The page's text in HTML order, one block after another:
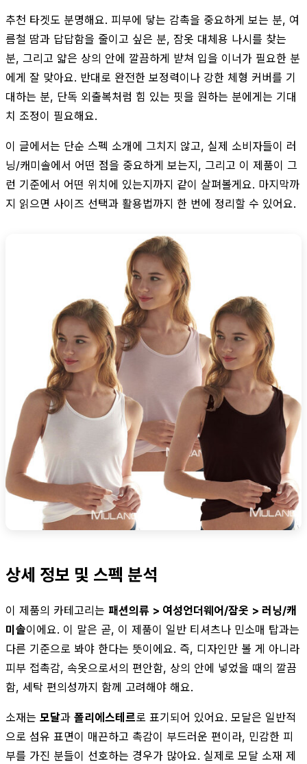
추천 타겟도 분명해요. 피부에 닿는 감촉을 중요하게 보는 분, 여
름철 땀과 답답함을 줄이고 싶은 분, 잠옷 대체용 나시를 찾는
분, 그리고 얇은 상의 안에 깔끔하게 받쳐 입을 이너가 필요한 분
에게 잘 맞아요. 반대로 완전한 보정력이나 강한 체형 커버를 기
대하는 분, 단독 외출복처럼 힘 있는 핏을 원하는 분에게는 기대
치 조정이 필요해요.
이 글에서는 단순 스펙 소개에 그치지 않고, 실제 소비자들이 러
닝/캐미솔에서 어떤 점을 중요하게 보는지, 그리고 이 제품이 그
런 기준에서 어떤 위치에 있는지까지 같이 살펴볼게요. 마지막까
지 읽으면 사이즈 선택과 활용법까지 한 번에 정리할 수 있어요.
상세 정보 및 스펙 분석
이 제품의 카테고리는 패션의류 > 여성언더웨어/잠옷 > 러닝/캐
미솔이에요. 이 말은 곧, 이 제품이 일반 티셔츠나 민소매 탑과는
다른 기준으로 봐야 한다는 뜻이에요. 즉, 디자인만 볼 게 아니라
피부 접촉감, 속옷으로서의 편안함, 상의 안에 넣었을 때의 깔끔
함, 세탁 편의성까지 함께 고려해야 해요.
소재는 모달과 폴리에스테르로 표기되어 있어요. 모달은 일반적
으로 섬유 표면이 매끈하고 촉감이 부드러운 편이라, 민감한 피
부를 가진 분들이 선호하는 경우가 많아요. 실제로 모달 소재 제